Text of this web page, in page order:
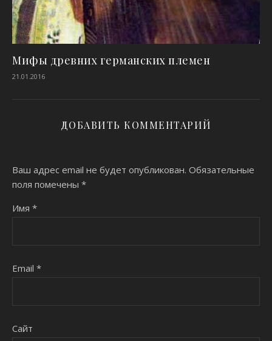
Мифы древних германских племен
21.01.2016
ДОБАВИТЬ КОММЕНТАРИЙ
Ваш адрес email не будет опубликован. Обязательные
поля помечены *
Имя *
Email *
Сайт